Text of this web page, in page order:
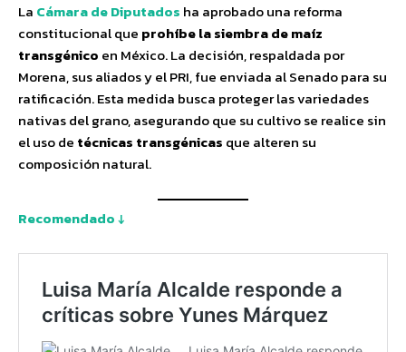
La Cámara de Diputados ha aprobado una reforma
constitucional que prohíbe la siembra de maíz
transgénico en México. La decisión, respaldada por
Morena, sus aliados y el PRI, fue enviada al Senado para su
ratificación. Esta medida busca proteger las variedades
nativas del grano, asegurando que su cultivo se realice sin
el uso de técnicas transgénicas que alteren su
composición natural.
Recomendado ↓